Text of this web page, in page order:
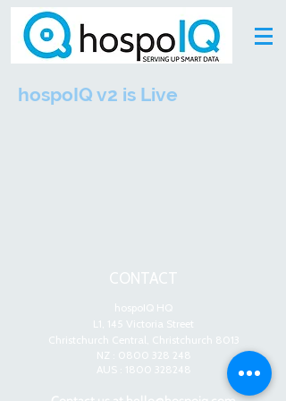
hospoIQ v2 is Live
CONTACT
hospoIQ HQ
L1, 145 Victoria Street
Christchurch Central, Christchurch 8013
NZ : 0800 328 248
AUS :
1800 328248